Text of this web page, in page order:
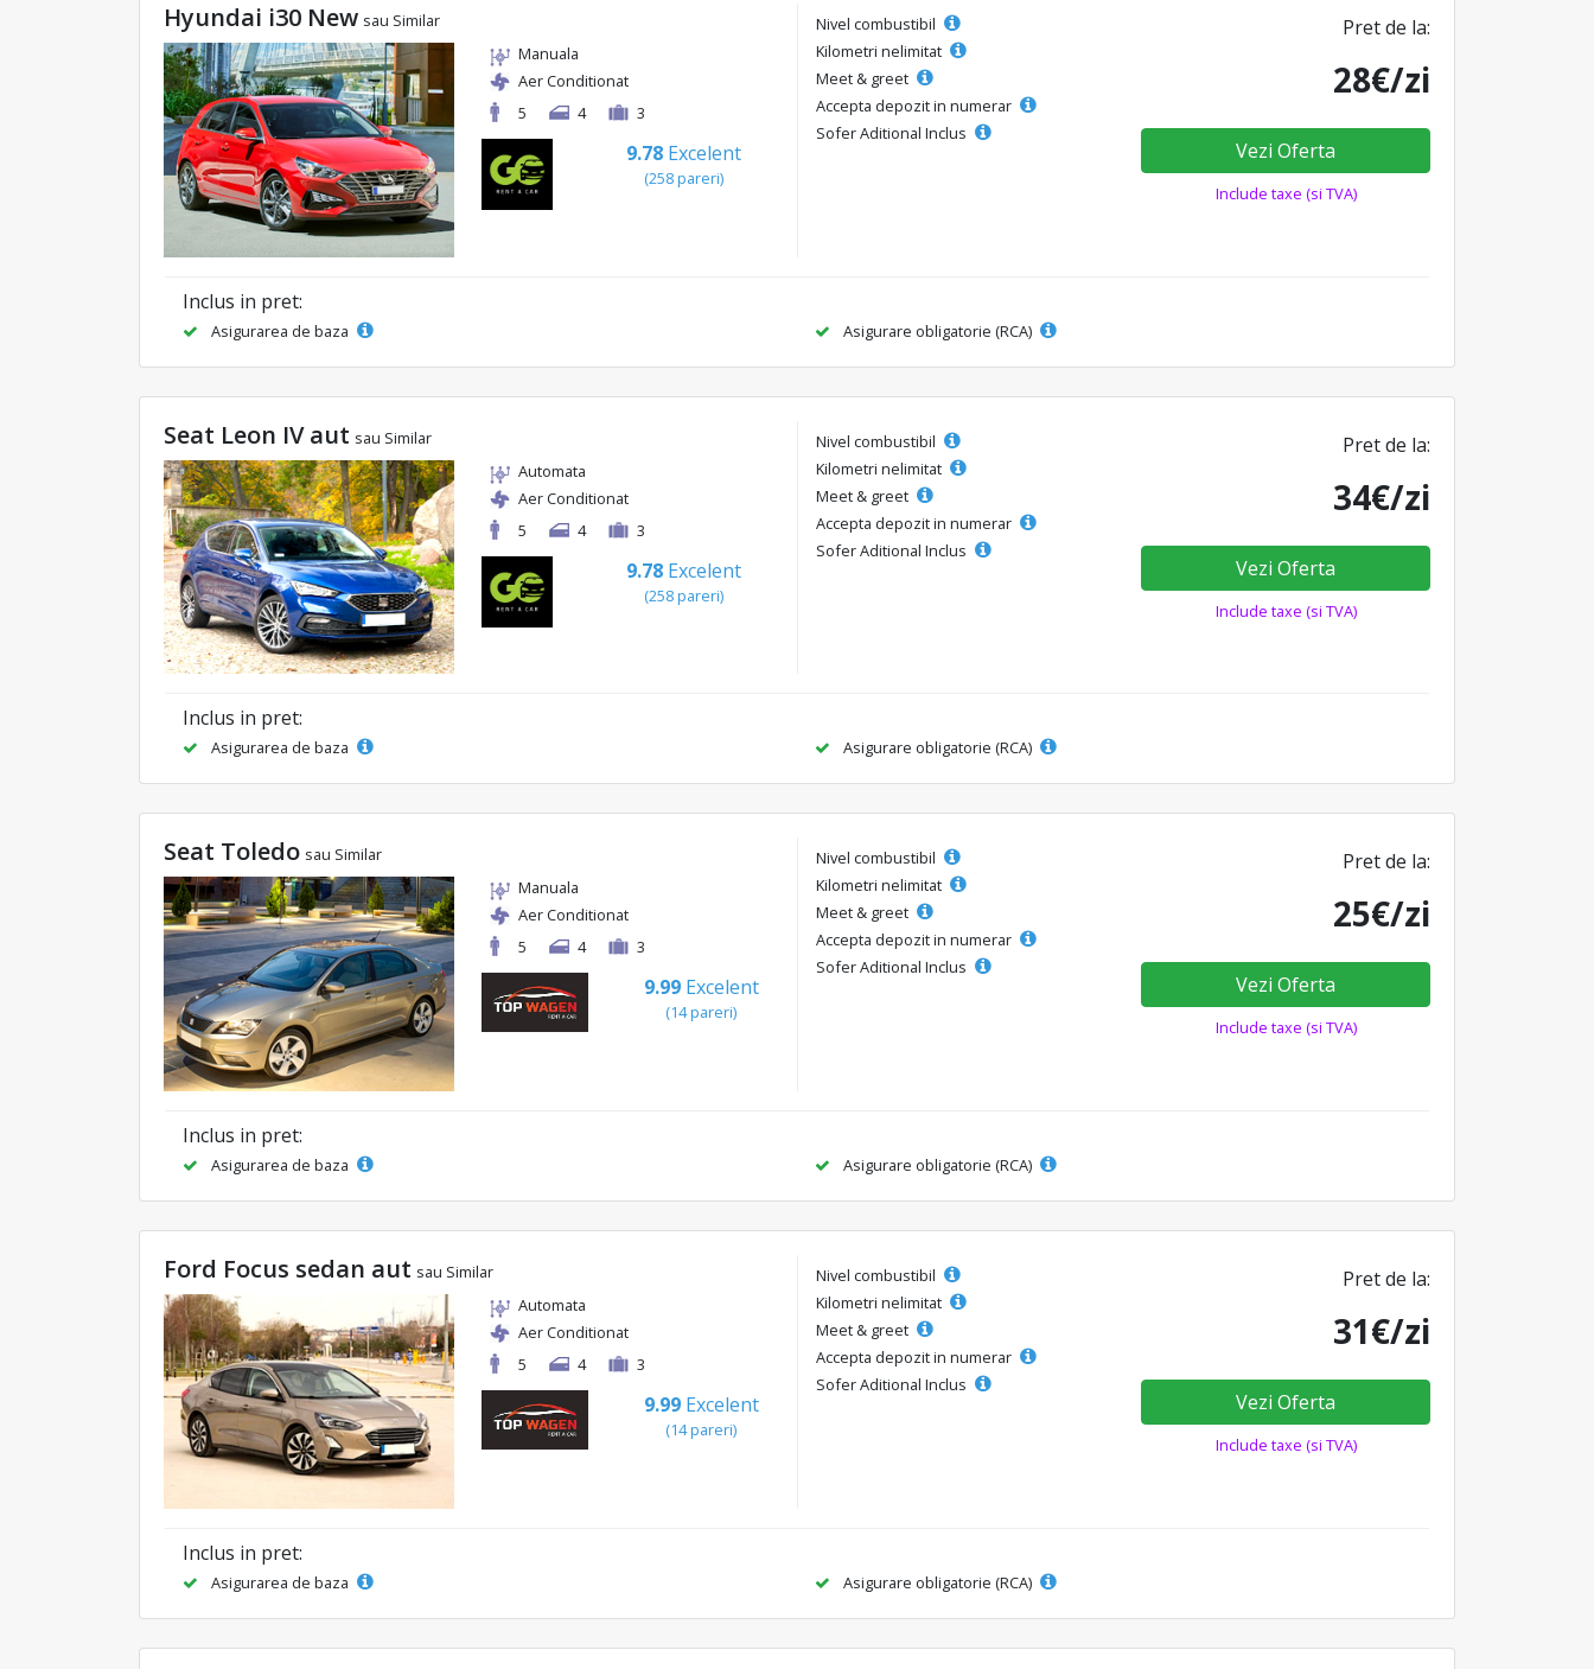
Hyundai i30 New sau Similar
Manuala
Aer Conditionat
5
4 3
9.78 Excelent
(258 pareri)
Nivel combustibil
Kilometri nelimitat
Meet & greet
Accepta depozit in numerar
Sofer Aditional Inclus
Pret de la:
28€/zi
Vezi Oferta
Include taxe (si TVA)
Inclus in pret:
Asigurarea de baza Asigurare obligatorie (RCA)
Seat Leon IV aut sau Similar
Automata
Aer Conditionat
5
4 3
9.78 Excelent
(258 pareri)
Nivel combustibil
Kilometri nelimitat
Meet & greet
Accepta depozit in numerar
Sofer Aditional Inclus
Pret de la:
34€/zi
Vezi Oferta
Include taxe (si TVA)
Inclus in pret:
Asigurarea de baza Asigurare obligatorie (RCA)
Seat Toledo sau Similar
Manuala
Aer Conditionat
5
4 3
9.99 Excelent
(14 pareri)
Nivel combustibil
Kilometri nelimitat
Meet & greet
Accepta depozit in numerar
Sofer Aditional Inclus
Pret de la:
25€/zi
Vezi Oferta
Include taxe (si TVA)
Inclus in pret:
Asigurarea de baza Asigurare obligatorie (RCA)
Ford Focus sedan aut sau Similar
Automata
Aer Conditionat
5
4 3
9.99 Excelent
(14 pareri)
Nivel combustibil
Kilometri nelimitat
Meet & greet
Accepta depozit in numerar
Sofer Aditional Inclus
Pret de la:
31€/zi
Vezi Oferta
Include taxe (si TVA)
Inclus in pret:
Asigurarea de baza Asigurare obligatorie (RCA)